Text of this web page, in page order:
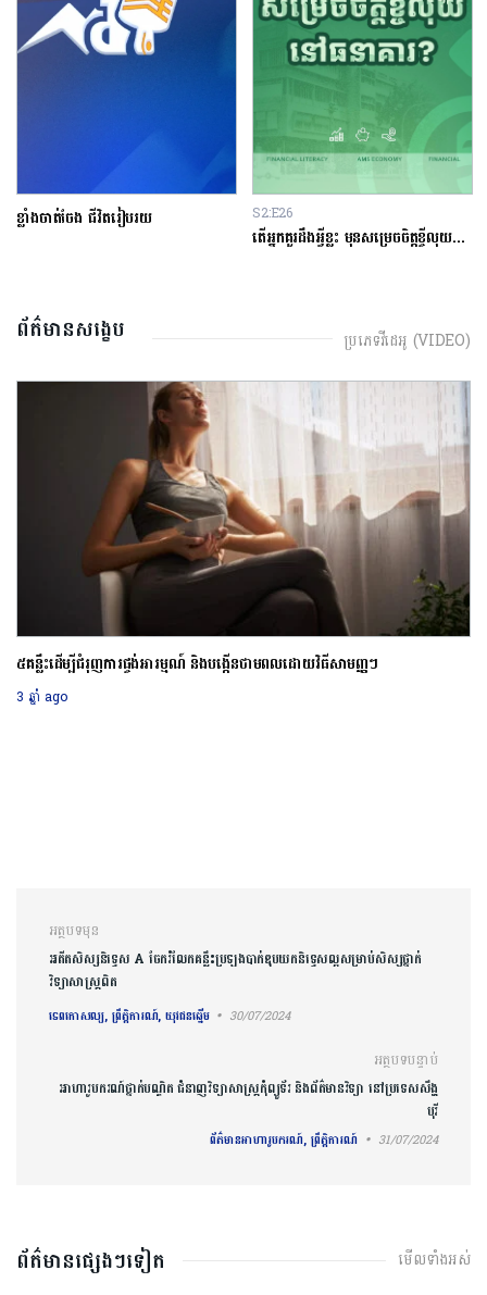
S2:E26 S1:E13
អ្នករៀនផង ធ្វើការផង
ព័ត៌មានសង្ខេប ប្រភេទវីដេអូ (VIDEO)
ផែនការជីវិតជួយឱ្យលោក Michael Dell ក្លាយជាម្ចាស់ក្រុមហ៊ុនបច្ចេកវិទ្យាឆ្នើម
របស់ពិភពលោក
ការ​នាំទិស​ប្រកាស
អត្ថបទមុន
អតីតសិស្សនិទ្ទេស A ចែករំលែកគន្លឹះប្រឡងបាក់ឌុបយកនិទ្ទេសល្អសម្រាប់សិស្សថ្នាក់
វិទ្យាសាស្រ្តពិត
ទេពកោសល្យ, ព្រឹត្តិការណ៍, យុវជនឆ្នើម 30/07/2024
អត្ថបទបន្ទាប់
អាហារូបករណ៍​ថ្នាក់បណ្ឌិត ជំនាញវិទ្យាសាស្រ្តកុំព្យូទ័រ និងព័ត៌មានវិទ្យា នៅ​ប្រទេស​សឹង្ហ
បុរី
ព័ត៌មានអាហារូបករណ៍, ព្រឹត្តិការណ៍ 31/07/2024
ព័ត៌មានផ្សេងៗទៀត មើលទាំងអស់